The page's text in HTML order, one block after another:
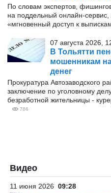
По словам экспертов,
на поддельный онлайн-
«мгновенный доступ к
07 августа 2026,
В Тольятти
мошенникам
денег
Прокуратура Автозаводского
заключение по уголовному
безработной жительницы -
786
Видео
11 июня 2026 09:28